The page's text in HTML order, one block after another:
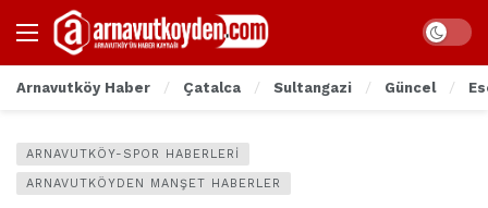
Arnavutköy Haber Çatalca Sultangazi Güncel
ARNAVUTKÖY-SPOR HABERLERI
ARNAVUTKÖYDEN MANŞET HABERLER